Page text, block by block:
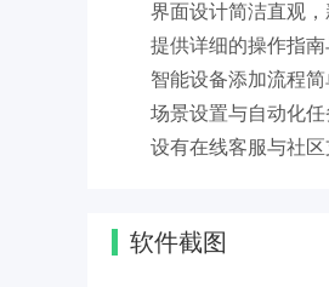
界面设计简洁直观，
提供详细的操作指南
智能设备添加流程
场景设置与自动化
设有在线客服与社区
软件截图